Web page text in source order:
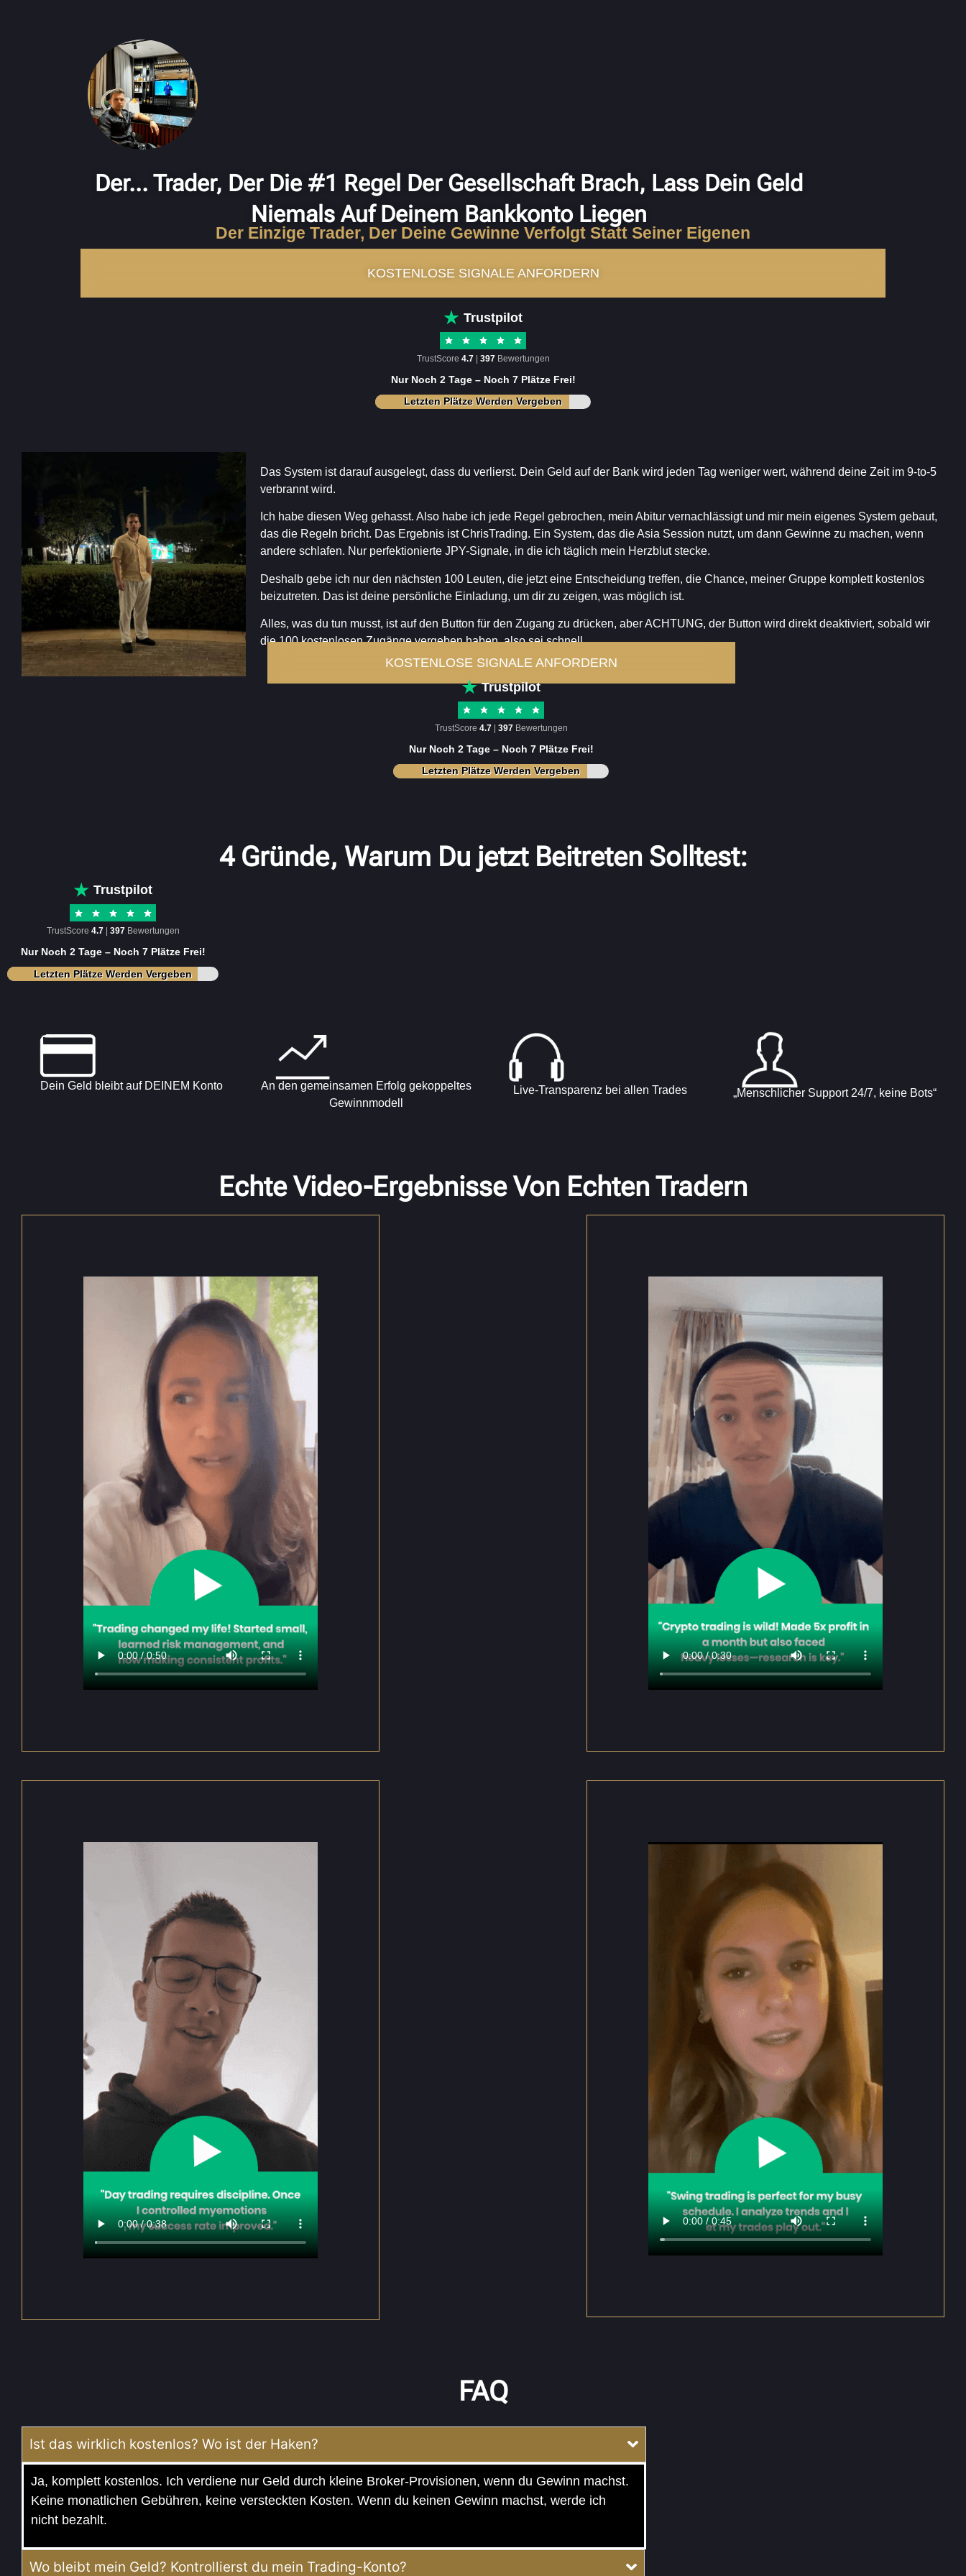
Der... Trader, Der Die #1 Regel Der Gesellschaft Brach, Lass Dein Geld
Niemals Auf Deinem Bankkonto Liegen
Der Einzige Trader, Der Deine Gewinne Verfolgt Statt Seiner Eigenen
KOSTENLOSE SIGNALE ANFORDERN
Trustpilot
TrustScore 4.7| 397Bewertungen
Nur Noch 2 Tage – Noch 7 Plätze Frei!
Letzten Plätze Werden Vergeben
Das System ist darauf ausgelegt, dass du verlierst. Dein Geld auf der Bank wird jeden Tag weniger wert, während deine Zeit im 9-to-5
verbrannt wird.
Ich habe diesen Weg gehasst. Also habe ich jede Regel gebrochen, mein Abitur vernachlässigt und mir mein eigenes System gebaut,
das die Regeln bricht. Das Ergebnis ist ChrisTrading. Ein System, das die Asia Session nutzt, um dann Gewinne zu machen, wenn
andere schlafen. Nur perfektionierte JPY-Signale, in die ich täglich mein Herzblut stecke.
Deshalb gebe ich nur den nächsten 100 Leuten, die jetzt eine Entscheidung treffen, die Chance, meiner Gruppe komplett kostenlos
beizutreten. Das ist deine persönliche Einladung, um dir zu zeigen, was möglich ist.
Alles, was du tun musst, ist auf den Button für den Zugang zu drücken, aber ACHTUNG, der Button wird direkt deaktiviert, sobald wir
die 100 kostenlosen Zugänge vergeben haben, also sei schnell.
KOSTENLOSE SIGNALE ANFORDERN
Trustpilot
TrustScore 4.7| 397Bewertungen
Nur Noch 2 Tage – Noch 7 Plätze Frei!
Letzten Plätze Werden Vergeben
4 Gründe, Warum Du jetzt Beitreten Solltest:
Trustpilot
TrustScore 4.7| 397Bewertungen
Nur Noch 2 Tage – Noch 7 Plätze Frei!
Letzten Plätze Werden Vergeben
Dein Geld bleibt auf DEINEM Konto
An den gemeinsamen Erfolg gekoppeltes
Gewinnmodell
Live-Transparenz bei allen Trades „Menschlicher Support 24/7, keine Bots“
Echte Video-Ergebnisse Von Echten Tradern
FAQ
Ist das wirklich kostenlos? Wo ist der Haken?
Ja, komplett kostenlos. Ich verdiene nur Geld durch kleine Broker-Provisionen, wenn du Gewinn machst.
Keine monatlichen Gebühren, keine versteckten Kosten. Wenn du keinen Gewinn machst, werde ich
nicht bezahlt.
Wo bleibt mein Geld? Kontrollierst du mein Trading-Konto?